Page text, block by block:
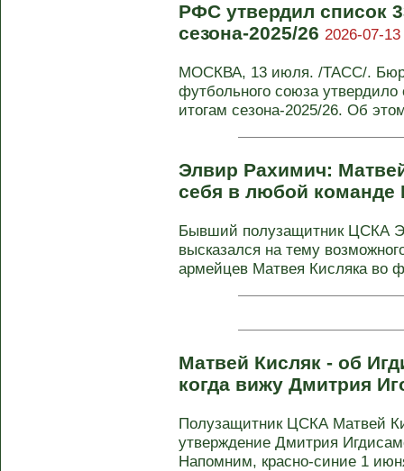
РФС утвердил список
сезона-2025/26 2026-07-
МОСКВА, 13 июля. /ТАСС/.
футбольного союза утвердило
итогам сезона-2025/26. Об
Элвир Рахимич:
себя в любой
Бывший полузащитник ЦСКА
высказался на тему
армейцев Матвея Кисляка во
Матвей Кисляк - об
когда вижу Дмитрия
Полузащитник ЦСКА Матвей
утверждение Дмитрия
Напомним, красно-синие 1